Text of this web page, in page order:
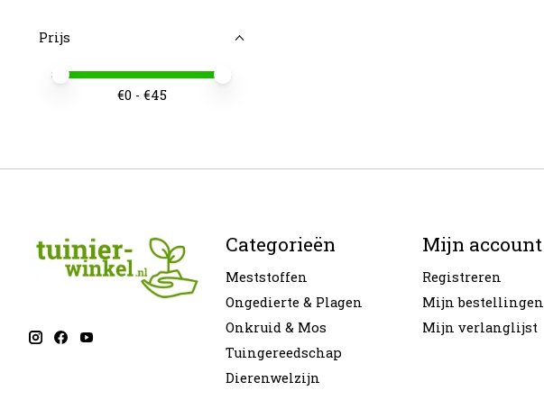
Prijs
Minimale prijswaarde
Price maximum value
€0- €45
Categorieën
Meststoffen
Ongedierte & Plagen
Onkruid & Mos
Tuingereedschap
Dierenwelzijn
Mijn account
Registreren
Mijn bestellingen
Mijn verlanglijst